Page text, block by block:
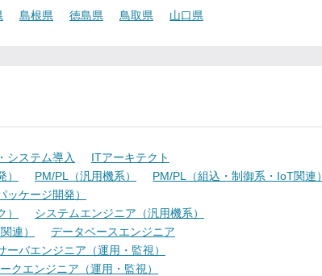
島根県 徳島県 鳥取県 山口県
システム導入
ITアーキテクト
PM/PL（汎用機系）
PM/PL（組込・制御系・IoT関連）
ケージ開発）
システムエンジニア（汎用機系）
連）
データベースエンジニア
ーバエンジニア（運用・監視）
クエンジニア（運用・監視）